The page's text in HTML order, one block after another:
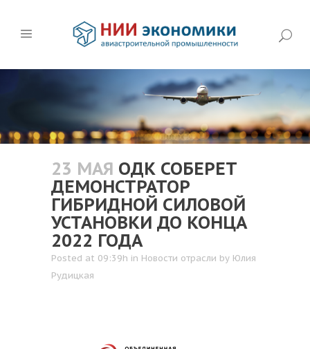
23 МАЯ ОДК СОБЕРЕТ
ДЕМОНСТРАТОР
ГИБРИДНОЙ СИЛОВОЙ
УСТАНОВКИ ДО КОНЦА
2022 ГОДА
Posted at 09:39h in Новости отрасли by Юлия
Рудицкая